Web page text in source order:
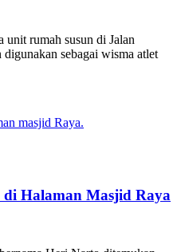
unit rumah susun di Jalan
sebagai wisma atlet
Halaman Masjid Raya